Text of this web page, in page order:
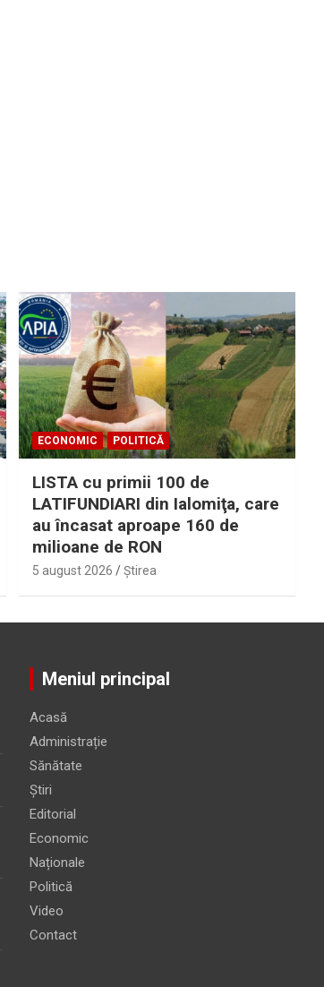
ECONOMIC POLITICĂ
LISTA cu primii 100 de
LATIFUNDIARI din Ialomiţa, care
au încasat aproape 160 de
milioane de RON
5 august 2026 Ştirea
Meniul principal
Acasă
Administrație
Sănătate
Știri
Editorial
Economic
Naționale
Politică
Video
Contact